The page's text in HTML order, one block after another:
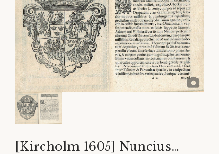
[Kircholm 1605] Nuncius…